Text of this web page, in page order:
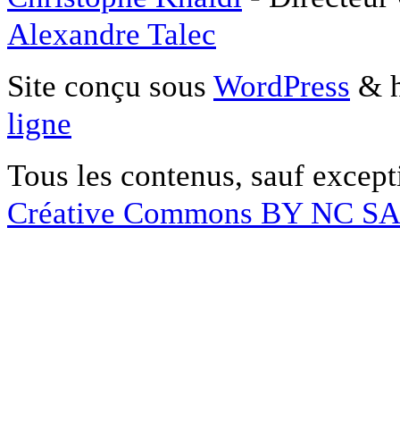
Alexandre Talec
Site conçu sous WordPress &
ligne
Tous les contenus, sauf
Créative Commons BY NC SA